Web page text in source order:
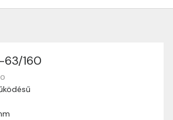
63/160
hogy webshopunkat választottátok
alábbiakban megtaláljátok szállítási
a vásárlásotok gördülékenyen és